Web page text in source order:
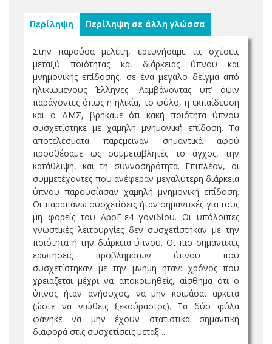
Περίληψη Περίληψη σε άλλη γλώσσα
Στην παρούσα μελέτη, ερευνήσαμε τις σχέσεις
μεταξύ ποιότητας και διάρκειας ύπνου και
μνημονικής επίδοσης, σε ένα μεγάλο δείγμα από
ηλικιωμένους Έλληνες. Λαμβάνοντας υπ’ όψιν
παράγοντες όπως η ηλικία, το φύλο, η εκπαίδευση
και ο ΔΜΣ, βρήκαμε ότι κακή ποιότητα ύπνου
συσχετίστηκε με χαμηλή μνημονική επίδοση. Τα
αποτελέσματα παρέμειναν σημαντικά αφού
προσθέσαμε ως συμμεταβλητές το άγχος, την
κατάθλιψη, και τη συννοσηρότητα. Επιπλέον, οι
συμμετέχοντες που ανέφεραν μεγαλύτερη διάρκεια
ύπνου παρουσίασαν χαμηλή μνημονική επίδοση.
Οι παραπάνω συσχετίσεις ήταν σημαντικές για τους
μη φορείς του ApoE-ε4 γονιδίου. Οι υπόλοιπες
γνωστικές λειτουργίες δεν συσχετίστηκαν με την
ποιότητα ή την διάρκεια ύπνου. Οι πιο σημαντικές
ερωτήσεις προβλημάτων ύπνου που
συσχετίστηκαν με την μνήμη ήταν: χρόνος που
χρειάζεται μέχρι να αποκοιμηθείς, αίσθημα ότι ο
ύπνος ήταν ανήσυχος, να μην κοιμάσαι αρκετά
(ώστε να νιώθεις ξεκούραστος). Τα δύο φύλα
φάνηκε να μην έχουν στατιστικά σημαντική
διαφορά στις συσχετίσεις μεταξ ...